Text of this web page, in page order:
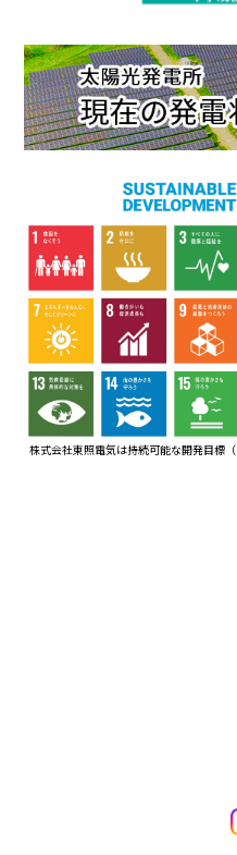
株式会社東照電気は持続可能な開発目標（